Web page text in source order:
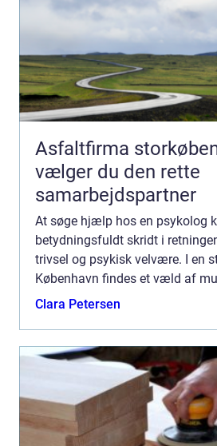
Asfaltfirma
vælger du den rette
samarbejdspartner
At søge hjælp hos en psykolog
betydningsfuldt skridt i
trivsel og psykisk velvære. I en
København findes et væld af
der ønsker professione...
Clara Petersen